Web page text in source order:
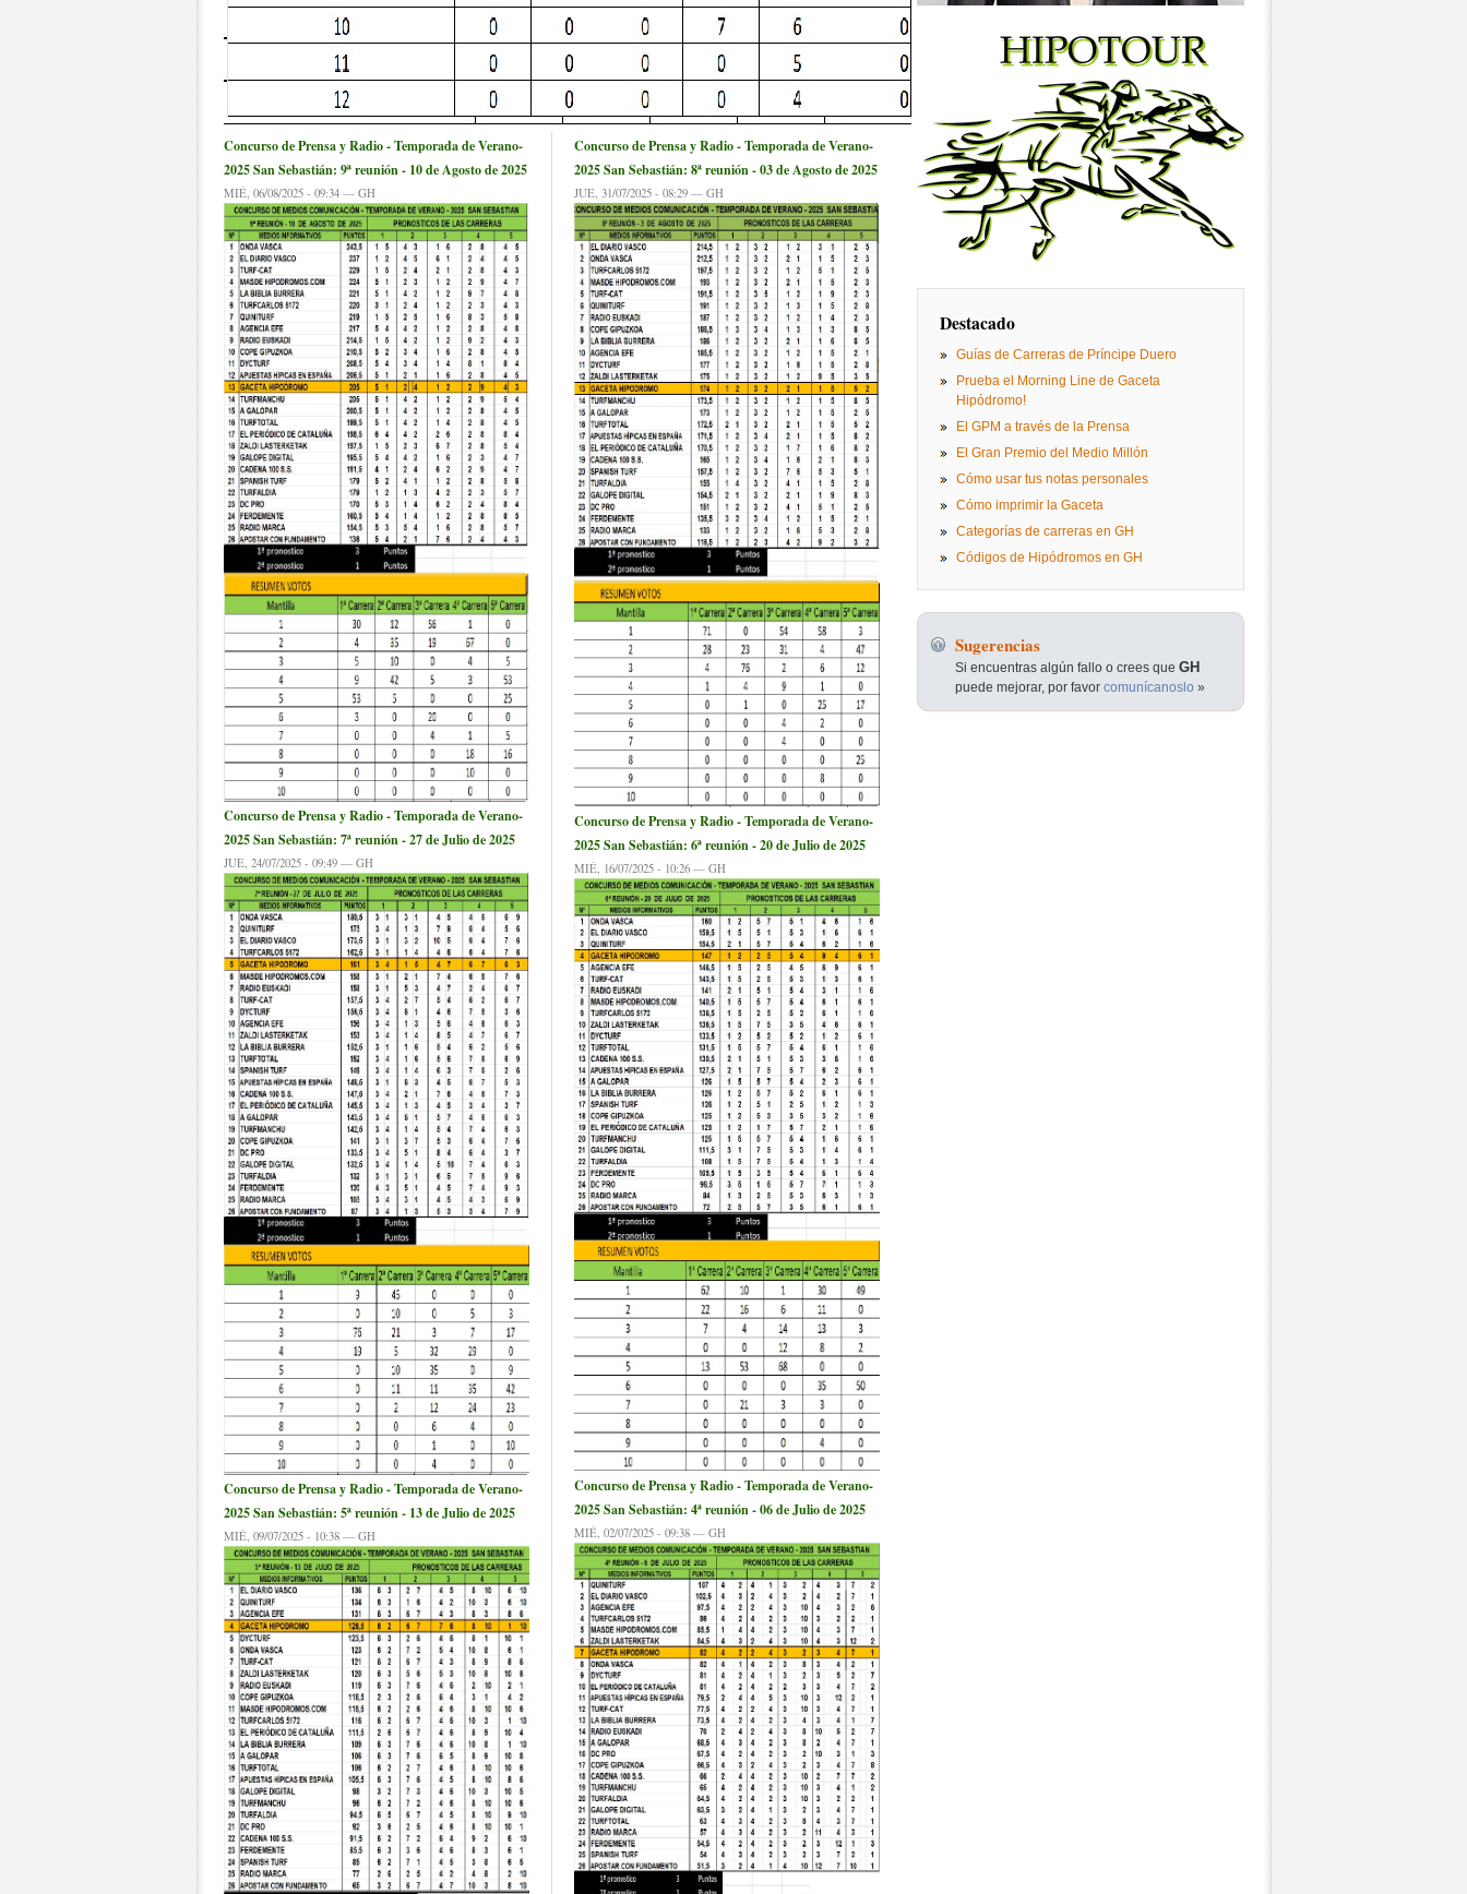
Concurso de Prensa y Radio - Temporada de Verano-
2025 San Sebastián: 9ª reunión - 10 de Agosto de 2025
MIÉ, 06/08/2025 - 09:34 — GH
Concurso de Prensa y Radio - Temporada de Verano-
2025 San Sebastián: 7ª reunión - 27 de Julio de 2025
JUE, 24/07/2025 - 09:49 — GH
Concurso de Prensa y Radio - Temporada de Verano-
2025 San Sebastián: 5ª reunión - 13 de Julio de 2025
MIÉ, 09/07/2025 - 10:38 — GH
Concurso de Prensa y Radio - Temporada de Verano-
2025 San Sebastián: 8ª reunión - 03 de Agosto de 2025
JUE, 31/07/2025 - 08:29 — GH
Concurso de Prensa y Radio - Temporada de Verano-
2025 San Sebastián: 6ª reunión - 20 de Julio de 2025
MIÉ, 16/07/2025 - 10:26 — GH
Concurso de Prensa y Radio - Temporada de Verano-
2025 San Sebastián: 4ª reunión - 06 de Julio de 2025
MIÉ, 02/07/2025 - 09:38 — GH
Destacado
Guías de Carreras de Príncipe Duero
Prueba el Morning Line de Gaceta
Hipódromo!
El GPM a través de la Prensa
El Gran Premio del Medio Millón
Cómo usar tus notas personales
Cómo imprimir la Gaceta
Categorías de carreras en GH
Códigos de Hipódromos en GH
Sugerencias
Si encuentras algún fallo o crees que GH
puede mejorar, por favor comunícanoslo »